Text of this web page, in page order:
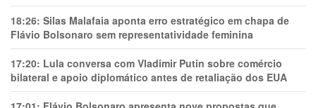
18:26: Silas Malafaia aponta erro estratégico em chapa de
Flávio Bolsonaro sem representatividade feminina
17:20: Lula conversa com Vladimir Putin sobre comércio
bilateral e apoio diplomático antes de retaliação dos EUA